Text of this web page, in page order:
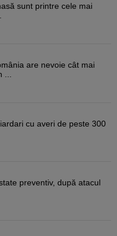
sunt printre cele mai
are nevoie cât mai
cu averi de peste 300
preventiv, după atacul